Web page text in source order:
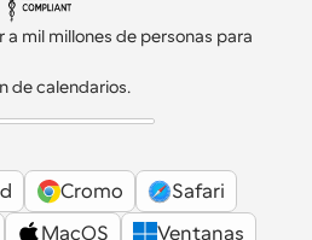
mil millones de personas para
de calendarios.
Cromo
Safari
MacOS
Ventanas